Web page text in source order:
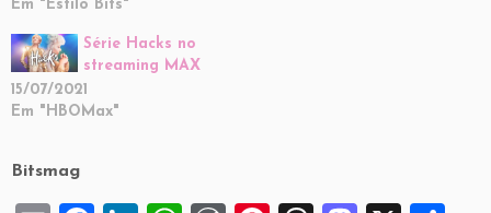
Em "Estilo Bits"
Série Hacks no
streaming MAX
15/07/2021
Em "HBOMax"
Bitsmag